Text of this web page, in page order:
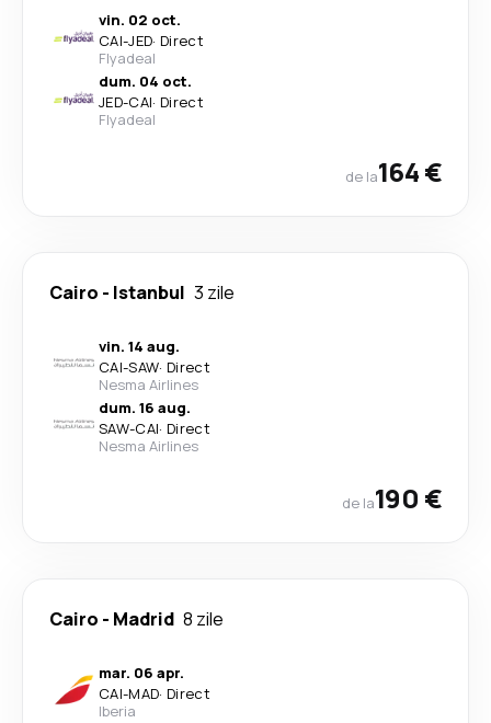
vin. 02 oct.
CAI-JED· Direct
Flyadeal
dum. 04 oct.
JED-CAI· Direct
Flyadeal
de la164 €
Cairo - Istanbul 3 zile
vin. 14 aug.
CAI-SAW· Direct
Nesma Airlines
dum. 16 aug.
SAW-CAI· Direct
Nesma Airlines
de la190 €
Cairo - Madrid 8 zile
mar. 06 apr.
CAI-MAD· Direct
Iberia